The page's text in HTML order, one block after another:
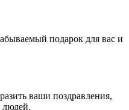
подарок для вас и
ваши поздравления,
людей.